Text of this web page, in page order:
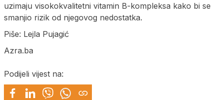
uzimaju visokokvalitetni vitamin B-kompleksa kako bi se
smanjio rizik od njegovog nedostatka.
Piše: Lejla Pujagić
Azra.ba
Podijeli vijest na: